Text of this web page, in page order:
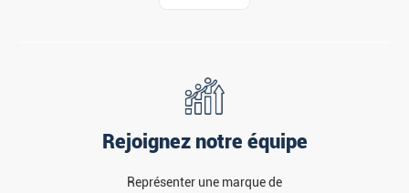
Rejoignez notre équipe
Représenter une marque de